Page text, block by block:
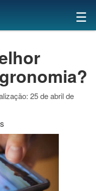
×
☰
25 de abril de